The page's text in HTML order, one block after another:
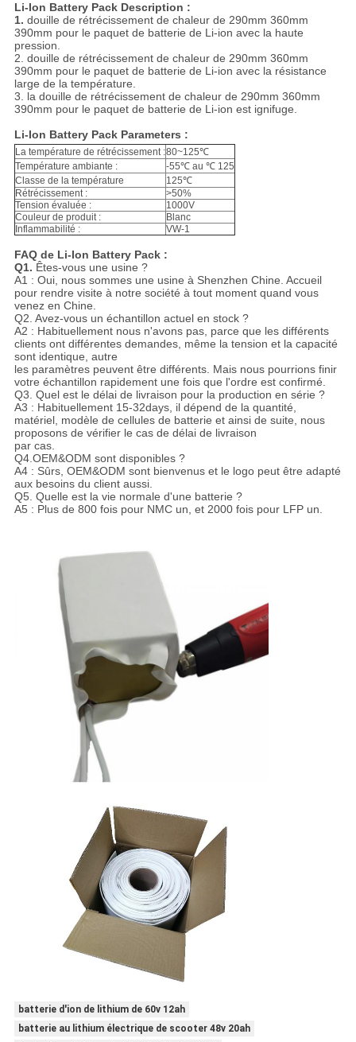
Li-Ion Battery Pack Description :
1. douille de rétrécissement de chaleur de 290mm 360mm
390mm pour le paquet de batterie de Li-ion avec la haute
pression.
2. douille de rétrécissement de chaleur de 290mm 360mm
390mm pour le paquet de batterie de Li-ion avec la résistance
large de la température.
3. la douille de rétrécissement de chaleur de 290mm 360mm
390mm pour le paquet de batterie de Li-ion est ignifuge.
Li-Ion Battery Pack Parameters :
La température de rétrécissement :80~125℃
Température ambiante :
-55℃ au ℃ 125
Classe de la température
125℃
Rétrécissement :
>50%
Tension évaluée :
1000V
Couleur de produit :
Blanc
Inflammabilité :
VW-1
FAQ de Li-Ion Battery Pack :
Q1. Êtes-vous une usine ?
A1 : Oui, nous sommes une usine à Shenzhen Chine. Accueil
pour rendre visite à notre société à tout moment quand vous
venez en Chine.
Q2. Avez-vous un échantillon actuel en stock ?
A2 : Habituellement nous n'avons pas, parce que les différents
clients ont différentes demandes, même la tension et la capacité
sont identique, autre
les paramètres peuvent être différents. Mais nous pourrions finir
votre échantillon rapidement une fois que l'ordre est confirmé.
Q3. Quel est le délai de livraison pour la production en série ?
A3 : Habituellement 15-32days, il dépend de la quantité,
matériel, modèle de cellules de batterie et ainsi de suite, nous
proposons de vérifier le cas de délai de livraison
par cas.
Q4.OEM&ODM sont disponibles ?
A4 : Sûrs, OEM&ODM sont bienvenus et le logo peut être adapté
aux besoins du client aussi.
Q5. Quelle est la vie normale d'une batterie ?
A5 : Plus de 800 fois pour NMC un, et 2000 fois pour LFP un.
batterie d'ion de lithium de 60v 12ah
batterie au lithium électrique de scooter 48v 20ah